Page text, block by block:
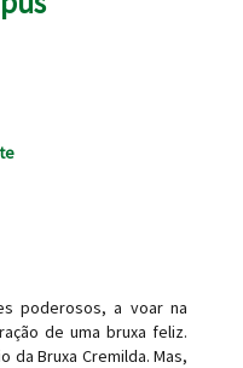
poderosos, a voar na
de uma bruxa feliz.
da Bruxa Cremilda. Mas,